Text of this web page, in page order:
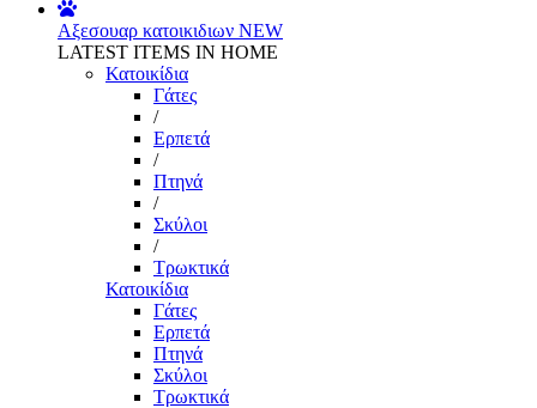
Αξεσουαρ κατοικιδιων NEW
LATEST ITEMS IN HOME
Κατοικίδια
Γάτες
/
Ερπετά
/
Πτηνά
/
Σκύλοι
/
Τρωκτικά
Κατοικίδια
Γάτες
Ερπετά
Πτηνά
Σκύλοι
Τρωκτικά